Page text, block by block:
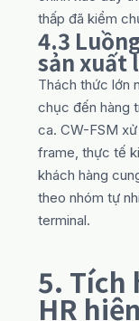
thấp đã kiểm
4.3
sản xuất
Thách thức lớn
chục đến hàng
ca. CW-FSM
frame, thực tế
khách hàng
theo nhóm tự
terminal.
5. Tích
HR